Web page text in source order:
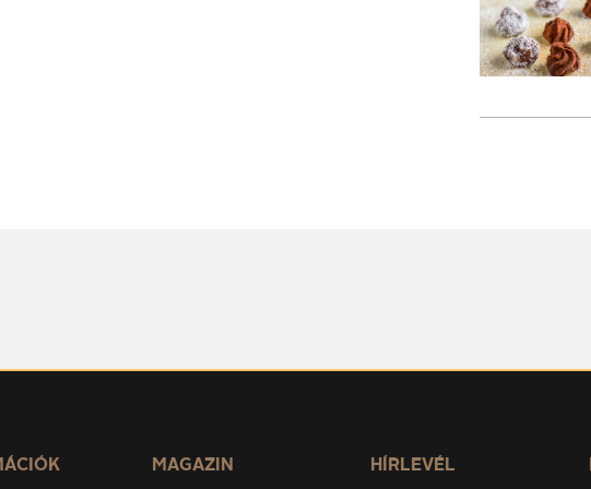
MAGAZIN HÍRLEVÉL